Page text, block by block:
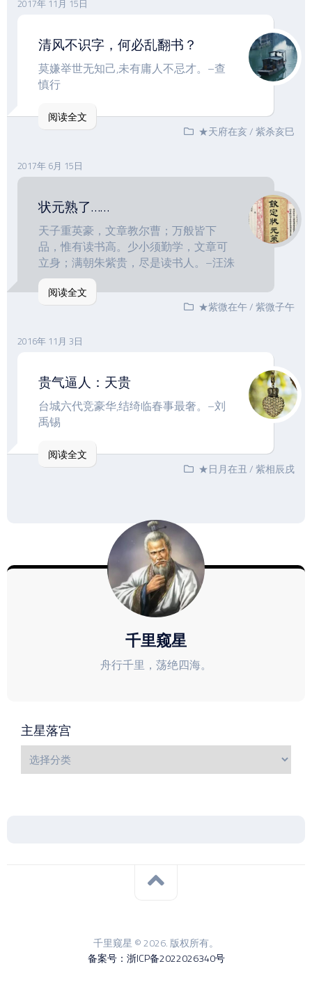
2017年 11月 15日
清风不识字，何必乱翻书？
莫嫌举世无知己,未有庸人不忌才。–查
慎行
阅读全文
★天府在亥/紫杀亥巳
2017年 6月 15日
状元熟了……
天子重英豪，文章教尔曹；万般皆下
品，惟有读书高。少小须勤学，文章可
立身；满朝朱紫贵，尽是读书人。–汪洙
阅读全文
★紫微在午/紫微子午
2016年 11月 3日
贵气逼人：天贵
台城六代竞豪华,结绮临春事最奢。–刘
禹锡
阅读全文
★日月在丑/紫相辰戌
千里窥星
舟行千里，荡绝四海。
主星落宫
千里窥星 © 2026. 版权所有。
备案号：浙ICP备2022026340号